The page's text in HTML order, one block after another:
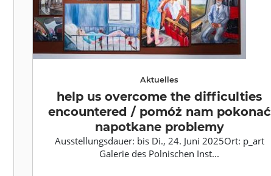
Aktuelles
help us overcome the difficulties
encountered / pomóż nam pokonać
napotkane problemy
Ausstellungsdauer: bis Di., 24. Juni 2025Ort: p_art
Galerie des Polnischen Inst...